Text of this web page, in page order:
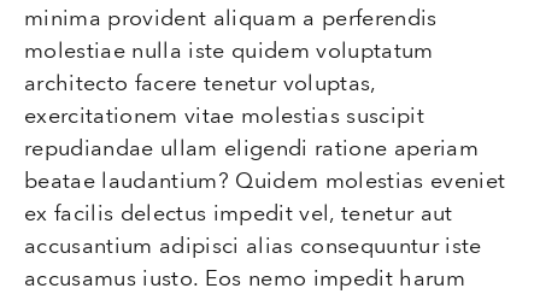
minima provident aliquam a perferendis
molestiae nulla iste quidem voluptatum
architecto facere tenetur voluptas,
exercitationem vitae molestias suscipit
repudiandae ullam eligendi ratione aperiam
beatae laudantium? Quidem molestias eveniet
ex facilis delectus impedit vel, tenetur aut
accusantium adipisci alias consequuntur iste
accusamus iusto. Eos nemo impedit harum